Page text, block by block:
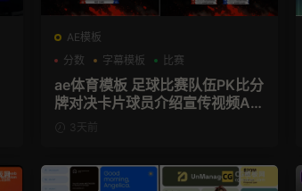
AE模板
分数
字幕模板 比赛
ae体育模板 足球比赛队伍PK比分
牌对决卡片球员介绍宣传视频AE
模板
3天前